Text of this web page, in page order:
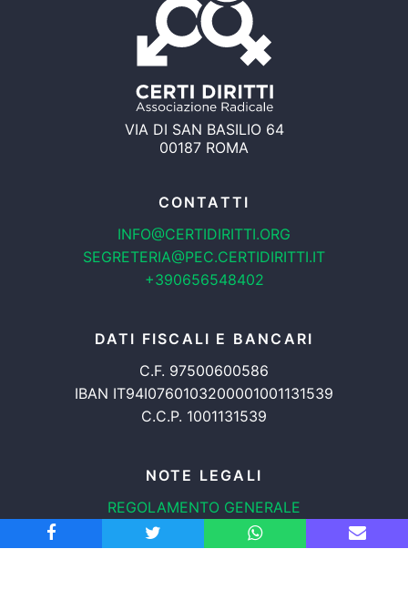
VIA DI SAN BASILIO 64
00187 ROMA
CONTATTI
INFO@CERTIDIRITTI.ORG
SEGRETERIA@PEC.CERTIDIRITTI.IT
+390656548402
DATI FISCALI E BANCARI
C.F. 97500600586
IBAN IT94I0760103200001001131539
C.C.P. 1001131539
NOTE LEGALI
REGOLAMENTO GENERALE
PROTEZIONE DATI
INFORMATIVA COOKIES